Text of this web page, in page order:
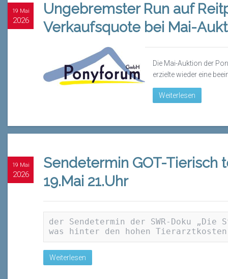
19 Mai
2026
Ungebremster Run auf
Verkaufsquote bei Mai-
Die Mai-Auktion der
erzielte wieder eine
Weiterlesen
19 Mai
2026
Sendetermin GOT-Tierisch
19.Mai 21.Uhr
der Sendetermin der SWR-Doku
was hinter den hohen
Weiterlesen